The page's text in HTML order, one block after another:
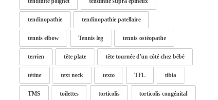
tendinopathie tendinopathie patellaire
tennis elbow Tennis leg tennis ostéopathe
terrien tête plate tête tournée d'un côté chez bébé
tétine text neck texto TFL tibia
TMS toilettes torticolis torticolis congénital